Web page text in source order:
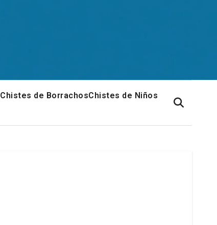
Chistes de BorrachosChistes de Niños